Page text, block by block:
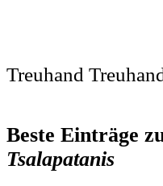
Treuhand
Beste Einträge
Tsalapatanis